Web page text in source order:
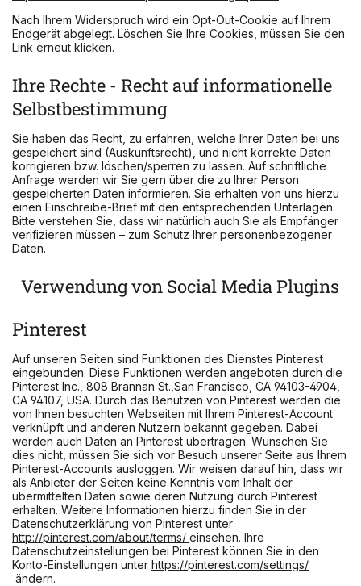
Nach Ihrem Widerspruch wird ein Opt-Out-Cookie auf Ihrem
Endgerät abgelegt. Löschen Sie Ihre Cookies, müssen Sie den
Link erneut klicken.
Ihre Rechte - Recht auf informationelle
Selbstbestimmung
Sie haben das Recht, zu erfahren, welche Ihrer Daten bei uns
gespeichert sind (Auskunftsrecht), und nicht korrekte Daten
korrigieren bzw. löschen/sperren zu lassen. Auf schriftliche
Anfrage werden wir Sie gern über die zu Ihrer Person
gespeicherten Daten informieren. Sie erhalten von uns hierzu
einen Einschreibe-Brief mit den entsprechenden Unterlagen.
Bitte verstehen Sie, dass wir natürlich auch Sie als Empfänger
verifizieren müssen – zum Schutz Ihrer personenbezogener
Daten.
Verwendung von Social Media Plugins
Pinterest
Auf unseren Seiten sind Funktionen des Dienstes Pinterest
eingebunden. Diese Funktionen werden angeboten durch die
Pinterest Inc., 808 Brannan St.,San Francisco, CA 94103-4904,
CA 94107, USA. Durch das Benutzen von Pinterest werden die
von Ihnen besuchten Webseiten mit Ihrem Pinterest-Account
verknüpft und anderen Nutzern bekannt gegeben. Dabei
werden auch Daten an Pinterest übertragen. Wünschen Sie
dies nicht, müssen Sie sich vor Besuch unserer Seite aus Ihrem
Pinterest-Accounts ausloggen. Wir weisen darauf hin, dass wir
als Anbieter der Seiten keine Kenntnis vom Inhalt der
übermittelten Daten sowie deren Nutzung durch Pinterest
erhalten. Weitere Informationen hierzu finden Sie in der
Datenschutzerklärung von Pinterest unter
http://pinterest.com/about/terms/ einsehen. Ihre
Datenschutzeinstellungen bei Pinterest können Sie in den
Konto-Einstellungen unter https://pinterest.com/settings/
ändern.